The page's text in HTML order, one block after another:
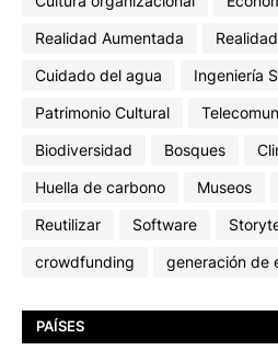
Realidad Aumentada
Cuidado del agua
Ingeniería
Patrimonio Cultural
Biodiversidad
Bosques
Huella de carbono
Museos
Reutilizar
Software
crowdfunding
generación de
PAÍSES